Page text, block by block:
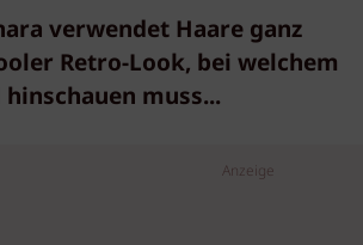
verwendet Haare ganz
Retro-Look, bei welchem
muss...
Anzeige